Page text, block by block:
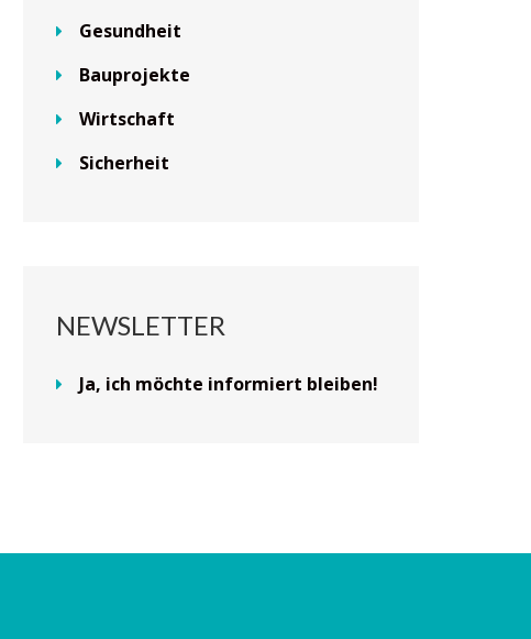
Gesundheit
Bauprojekte
Wirtschaft
Sicherheit
NEWSLETTER
Ja, ich möchte informiert bleiben!